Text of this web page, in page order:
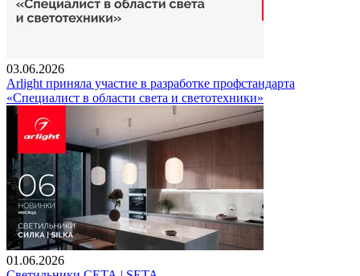
03.06.2026
Arlight приняла участие в разработке профстандарта
«Специалист в области света и светотехники»
01.06.2026